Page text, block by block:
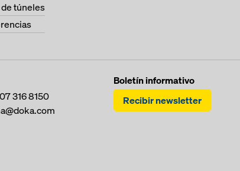
túneles
316 8150
Boletín informativo
Recibir newsletter